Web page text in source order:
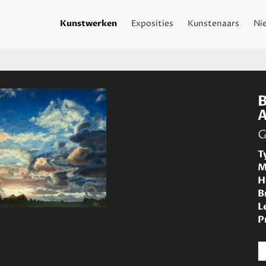
Kunstwerken Exposities Kunstenaars